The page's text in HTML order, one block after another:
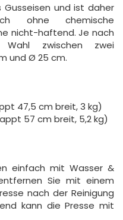
und ist daher
ohne chemische
nicht-haftend. Je nach
zwischen zwei
und Ø 25 cm.
47,5 cm breit, 3 kg)
57 cm breit, 5,2 kg)
einfach mit Wasser &
Sie mit einem
nach der Reinigung
kann die Presse mit